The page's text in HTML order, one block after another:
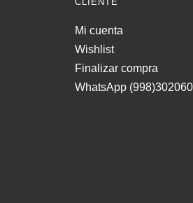
Mi cuenta
Wishlist
Finalizar compra
WhatsApp